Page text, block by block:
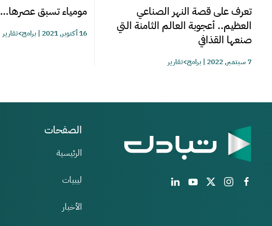
تعرف على قصة النهر الصناعي
العظيم.. أعجوبة العالم الثامنة التي
صنعها القذافي
7 سبتمبر, 2022 |برامج>تقارير
مومياء تسبق عصرها…
16 أكتوبر, 2021 |برامج>تقارير
الصفحات
الرئيسية
ليبيات
الأخبار